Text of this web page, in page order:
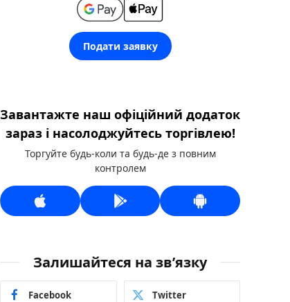
Подати заявку
Завантажте наш офіційний додаток
зараз і насолоджуйтесь торгівлею!
Торгуйте будь-коли та будь-де з повним
контролем
Залишайтеся на зв’язку
Facebook Twitter